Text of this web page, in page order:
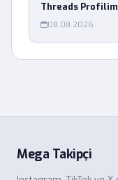
Threads Profilim
08.08.2026
Mega Takipçi